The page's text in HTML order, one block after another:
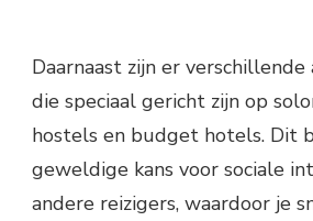
Daarnaast zijn er verschillende
die speciaal gericht zijn op
hostels en budget hotels. Dit
geweldige kans voor sociale
andere reizigers, waardoor je